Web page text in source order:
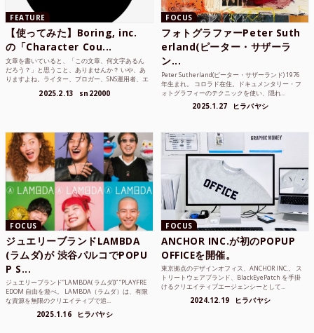
FEATURE
【使ってみた】Boring, inc.
の「Character Cou...
文章を書いていると、「この文章、何文字あるん
だろう？」と思うこと、ありませんか？ いや、あ
りますよね。ライター、ブロガー、SNS運用者、エ
2025.2.13 sn22000
FOCUS
フォトグラファーPeter Suth
erland(ピーター・サザーラ
ン...
Peter Sutherland(ピーター・サザーランド) 1976
年生まれ。 コロラド在住。ドキュメンタリー・フ
ォトグラフィーのテクニックを使い、隠れ...
2025.1.27 ヒラバヤシ
FOCUS
ジュエリーブランドLAMBDA
(ラムダ)が 渋谷パルコでPOPU
P S...
ジュエリーブランド“LAMBDA( ラムダ))” “PLAYFRE
EDOM 自由を遊べ。 LAMBDA（ラムダ）は、有限
な資源を無限のクリエイティブで追...
2025.1.16 ヒラバヤシ
FOCUS
ANCHOR INC.が初のPOPUP
OFFICEを開催。
東京拠点のデザインオフィス、ANCHOR INC.。 ス
トリートウェアブランド、BlackEyePatch を手掛
けるクリエイティブエージェンシーとして...
2024.12.19 ヒラバヤシ